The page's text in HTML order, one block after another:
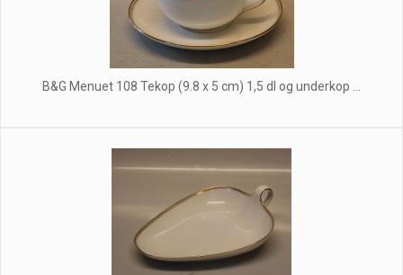
B&G Menuet 108 Tekop (9.8 x 5 cm) 1,5 dl og underkop ...